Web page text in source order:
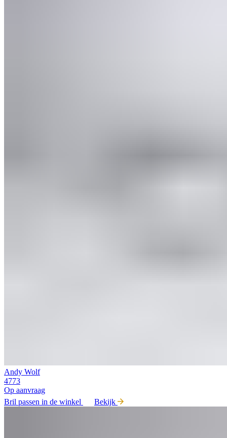
Andy Wolf
4773
Op aanvraag
Bril passen in de winkel
Bekijk